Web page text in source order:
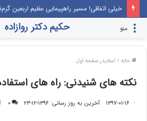
حکیم دکتر روازاده منو
خانه / اسلایدر صفحه اول
نکته های شنیدنی: راه های
۱۳۹۷-۰۱-۱۶ آخرین به روز رسانی: ۱۳۹۶-۱۲-۲۳ ۰